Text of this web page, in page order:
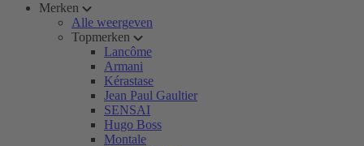
Merken
Alle weergeven
Topmerken
Lancôme
Armani
Kérastase
Jean Paul Gaultier
SENSAI
Hugo Boss
Montale